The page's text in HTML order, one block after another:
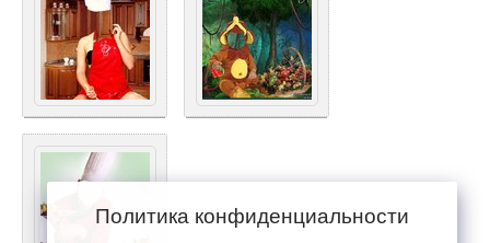
Политика конфиденциальности